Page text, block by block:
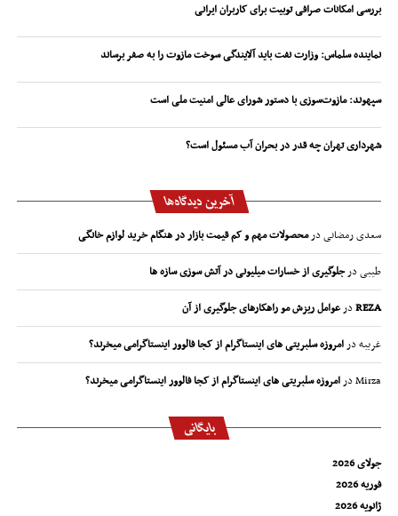
بررسی امکانات صرافی توبیت برای کاربران ایرانی
نماینده سلماس: وزارت نفت باید آلایندگی سوخت مازوت را به صفر برساند
سپهوند:‌ مازوت‌سوزی با دستور شورای عالی امنیت ملی است
شهرداری تهران چه قدر در بحران آب مسئول است؟
آخرین دیدگاه‌ها
سعدی رمضانیدرمحصولات مهم و کم قیمت بازار در هنگام خرید لوازم خانگی
طیبیدرجلوگیری از خسارات میلیونی در آتش سوزی سازه ها
REZAدرعوامل ریزش مو راهکارهای جلوگیری از آن
غریبهدرامروزه سلبریتی های اینستاگرام از کجا فالوور اینستاگرامی میخرند؟
Mirzaدرامروزه سلبریتی های اینستاگرام از کجا فالوور اینستاگرامی میخرند؟
بایگانی
جولای 2026
فوریه 2026
ژانویه 2026